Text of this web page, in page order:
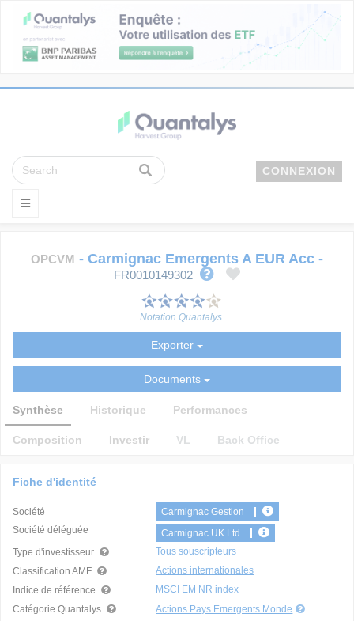
CONNEXION
OPCVM - Carmignac Emergents A EUR Acc -
FR0010149302
Notation Quantalys
Exporter
Documents
Synthèse Historique Performances
Composition Investir VL Back Office
Fiche d'identité
Société
Carmignac Gestion
Société déléguée
Carmignac UK Ltd
Type d'investisseur
Tous souscripteurs
Classification AMF
Actions internationales
Indice de référence
MSCI EM NR index
Catégorie Quantalys
Actions Pays Emergents Monde